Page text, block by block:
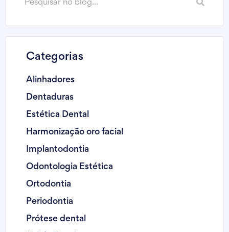
Categorias
Alinhadores
Dentaduras
Estética Dental
Harmonização oro facial
Implantodontia
Odontologia Estética
Ortodontia
Periodontia
Prótese dental